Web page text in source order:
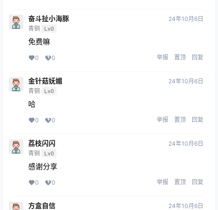
奋斗扯小海豚
青铜 Lv0
24年10月6日
免费嘛
0 0 举报 置顶 回复
金针菇妩媚
青铜 Lv0
24年10月6日
哈
0 0 举报 置顶 回复
荔枝闪闪
青铜 Lv0
24年10月6日
感谢分享
0 0 举报 置顶 回复
方盒自信 24年10月6日